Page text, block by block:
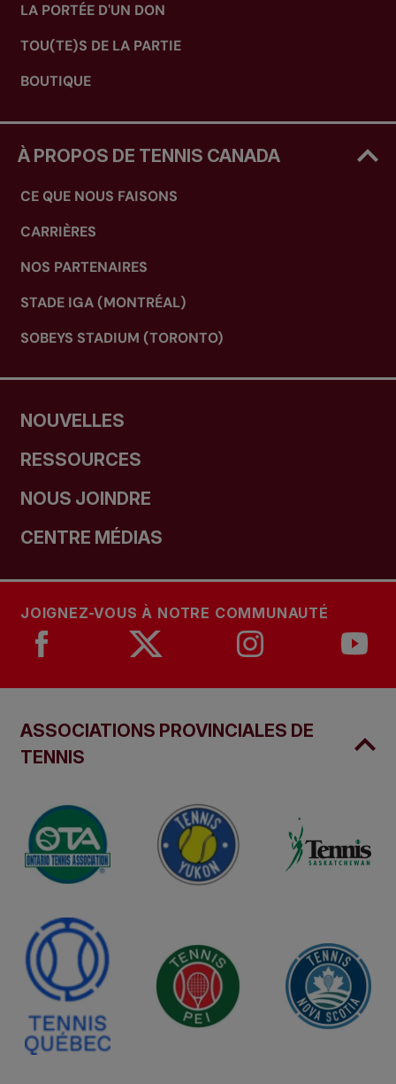
LA PORTÉE D'UN DON
TOU(TE)S DE LA PARTIE
BOUTIQUE
À PROPOS DE TENNIS CANADA
CE QUE NOUS FAISONS
CARRIÈRES
NOS PARTENAIRES
STADE IGA (MONTRÉAL)
SOBEYS STADIUM (TORONTO)
NOUVELLES
RESSOURCES
NOUS JOINDRE
CENTRE MÉDIAS
JOIGNEZ-VOUS À NOTRE COMMUNAUTÉ
ASSOCIATIONS PROVINCIALES DE
TENNIS